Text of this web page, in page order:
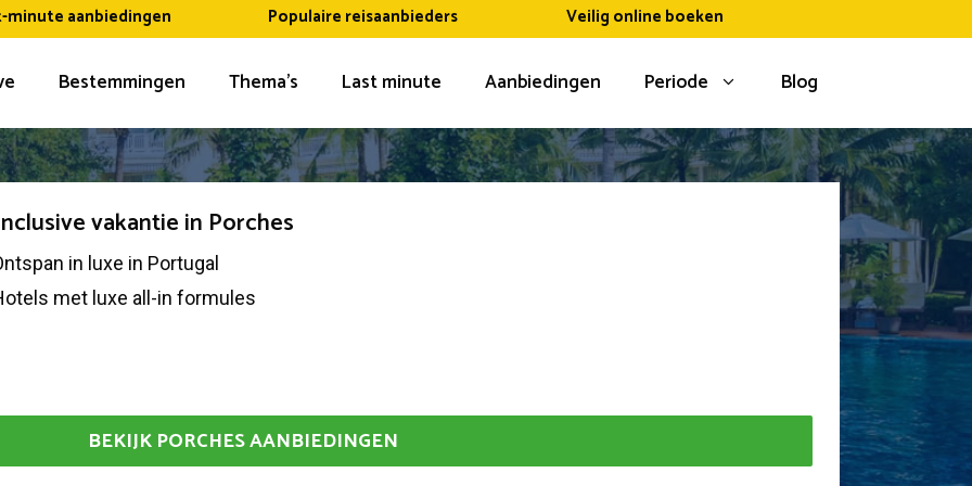
minute aanbiedingen Populaire reisaanbieders Veilig online boeken
Bestemmingen Thema’s Last minute Aanbiedingen Periode Blog
vakantie in Porches
in luxe in Portugal
met luxe all-in formules
BEKIJK PORCHES AANBIEDINGEN